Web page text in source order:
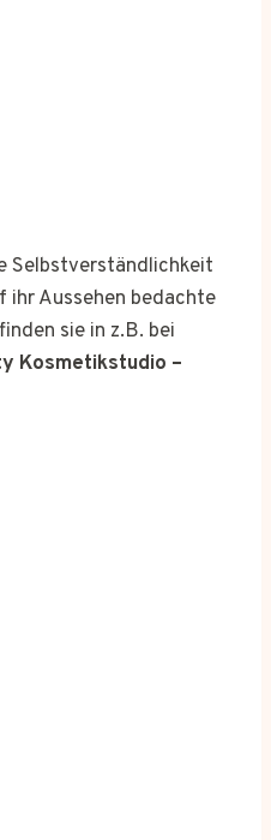
Selbstverständlichkeit
Aussehen bedachte
sie in z.B. bei
Kosmetikstudio –